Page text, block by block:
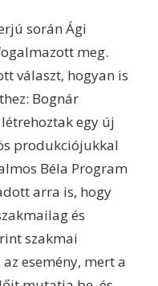
során Ági
meg.
választ, hogyan is
Bognár
egy új
produkciójukkal
Béla Program
arra is, hogy
és
szakmai
esemény, mert a